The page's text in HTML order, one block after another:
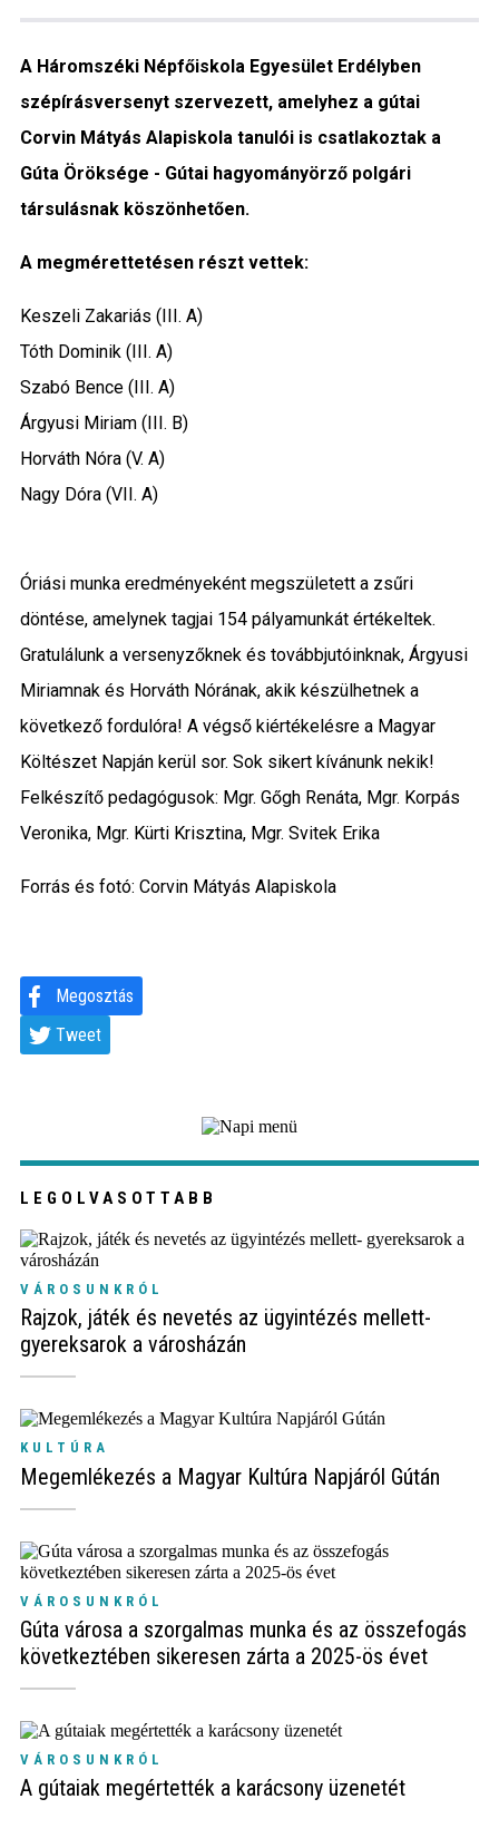
Közigazgatás
Kultúra
Interjú
Gyereksarok
Városunkról
Sport
Kapcsolat
A Háromszéki Népfőiskola Egyesület Erdélyben
szépírásversenyt szervezett, amelyhez a gútai
Corvin Mátyás Alapiskola tanulói is csatlakoztak a
Gúta Öröksége - Gútai hagyományörző polgári
társulásnak köszönhetően.
A megmérettetésen részt vettek:
Keszeli Zakariás (III. A)
Tóth Dominik (III. A)
Szabó Bence (III. A)
Árgyusi Miriam (III. B)
Horváth Nóra (V. A)
Nagy Dóra (VII. A)
Óriási munka eredményeként megszületett a zsűri
döntése, amelynek tagjai 154 pályamunkát értékeltek.
Gratulálunk a versenyzőknek és továbbjutóinknak, Árgyusi
Miriamnak és Horváth Nórának, akik készülhetnek a
következő fordulóra! A végső kiértékelésre a Magyar
Költészet Napján kerül sor. Sok sikert kívánunk nekik!
Felkészítő pedagógusok: Mgr. Gőgh Renáta, Mgr. Korpás
Veronika, Mgr. Kürti Krisztina, Mgr. Svitek Erika
Forrás és fotó: Corvin Mátyás Alapiskola
Megosztás
Tweet
LEGOLVASOTTABB
VÁROSUNKRÓL
Rajzok, játék és nevetés az ügyintézés mellett-
gyereksarok a városházán
KULTÚRA
Megemlékezés a Magyar Kultúra Napjáról Gútán
VÁROSUNKRÓL
Gúta városa a szorgalmas munka és az összefogás
következtében sikeresen zárta a 2025-ös évet
VÁROSUNKRÓL
A gútaiak megértették a karácsony üzenetét